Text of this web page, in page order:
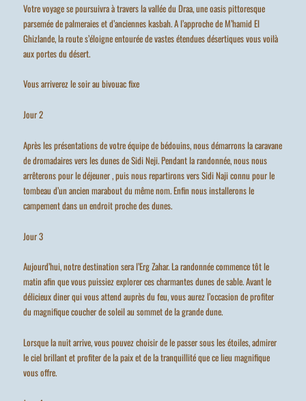
Votre voyage se poursuivra à travers la vallée du Draa, une oasis pittoresque
parsemée de palmeraies et d’anciennes kasbah. A l’approche de M’hamid El
Ghizlande, la route s’éloigne entourée de vastes étendues désertiques vous voilà
aux portes du désert.
Vous arriverez le soir au bivouac fixe
Jour 2
Après les présentations de votre équipe de bédouins, nous démarrons la caravane
de dromadaires vers les dunes de Sidi Neji. Pendant la randonnée, nous nous
arrêterons pour le déjeuner , puis nous repartirons vers Sidi Naji connu pour le
tombeau d’un ancien marabout du même nom. Enfin nous installerons le
campement dans un endroit proche des dunes.
Jour 3
Aujourd’hui, notre destination sera l’Erg Zahar. La randonnée commence tôt le
matin afin que vous puissiez explorer ces charmantes dunes de sable. Avant le
délicieux diner qui vous attend auprès du feu, vous aurez l’occasion de profiter
du magnifique coucher de soleil au sommet de la grande dune.
Lorsque la nuit arrive, vous pouvez choisir de le passer sous les étoiles, admirer
le ciel brillant et profiter de la paix et de la tranquillité que ce lieu magnifique
vous offre.